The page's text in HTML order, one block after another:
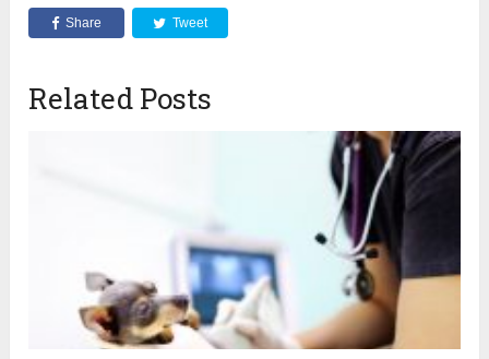
Share Tweet
Related Posts